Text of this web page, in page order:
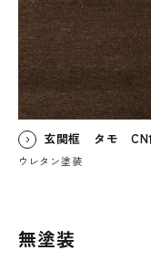
玄関框 タモ CN
ウレタン塗装
無塗装